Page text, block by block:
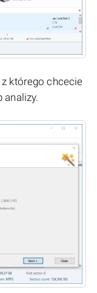
którego chcecie
analizy.